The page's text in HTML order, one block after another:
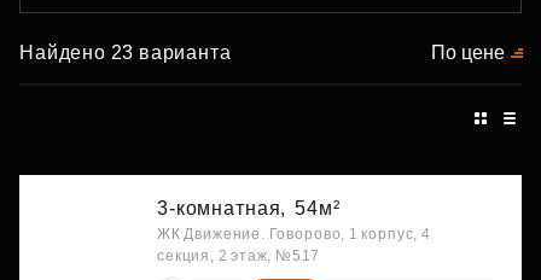
Найдено 23 варианта По цене
3-комнатная, 54м²
ЖК Движение. Говорово, 1 корпус, 4
секция, 2 этаж, №517